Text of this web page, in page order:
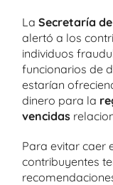
La Secretaría
alertó a los
individuos
funcionarios de
estarían
dinero para la
vencidas
Para evitar caer
contribuyentes